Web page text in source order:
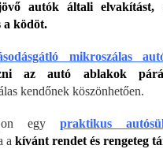
autók általi elvakítást,
a ködöt.
mikroszálas
az autó ablakok
kendőnek köszönhetően.
egy praktikus
a kívánt rendet és rengeteg